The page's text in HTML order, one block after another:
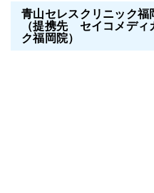
青山セレスクリニック福
（提携先 セイコメディ
ク福岡院）